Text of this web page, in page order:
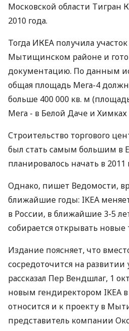
Московской области Тигран
2010 года.
Тогда ИКЕА получила
Мытищинском районе и
документацию. По данным
общая площадь Мега-4
больше 400 000 кв. м
Мега - в Белой Даче и Химках
Строительство торгового
был стать самым большим в
планировалось начать в 2011
Однако, пишет Ведомости,
ближайшие годы: IKEA
в России, в ближайшие 3-5
собирается открывать
Издание поясняет, что
сосредоточится на
рассказал Пер Вендшлаг, 1
новым гендиректором IKEA
относится и к проекту в
представитель компании